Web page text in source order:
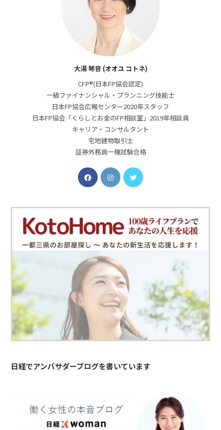
大湯 琴音 (オオユ コトネ)
CFP®(日本FP協会認定)
一級ファイナンシャル・プランニング技能士
日本FP協会広報センター2020年スタッフ
日本FP協会「くらしとお金のFP相談室」2019年相談員
キャリア・コンサルタント
宅地建物取引士
証券外務員一種試験合格
日経でアンバサダーブログを書いています